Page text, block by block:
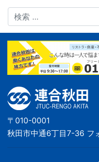
検索
〒010-0001
秋田市中通6丁目7-36 フ